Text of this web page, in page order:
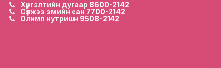
Хүргэлтийн дугаар 8600-2142
Сүлжээ эмийн сан 7700-2142
Олимп нутришн 9508-2142